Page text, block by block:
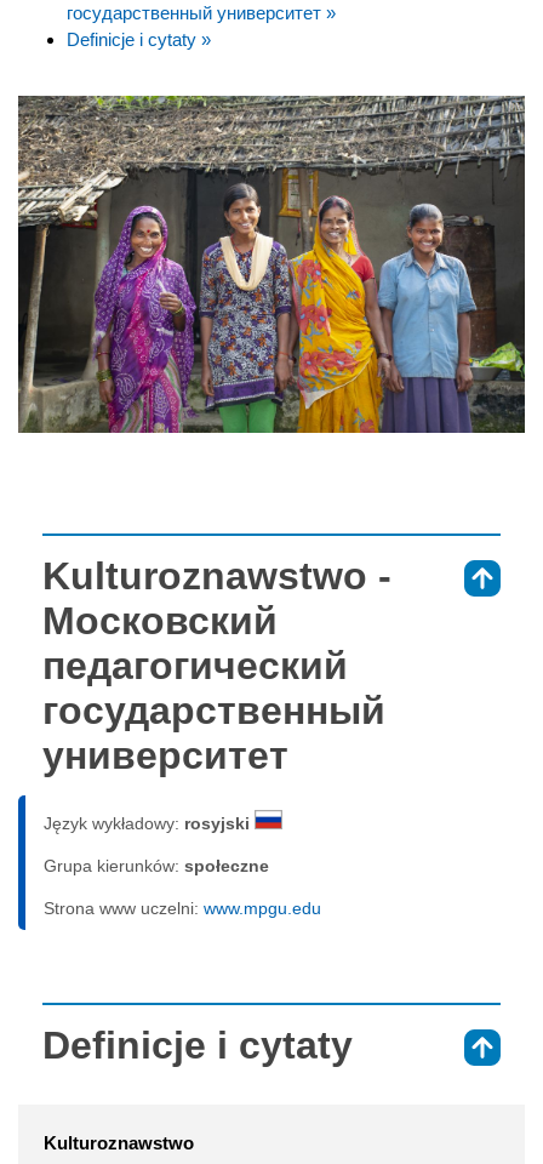
государственный университет »
Definicje i cytaty »
Kulturoznawstwo -
Московский
педагогический
государственный
университет
Język wykładowy: rosyjski
Grupa kierunków: społeczne
Strona www uczelni: www.mpgu.edu
Definicje i cytaty
Kulturoznawstwo